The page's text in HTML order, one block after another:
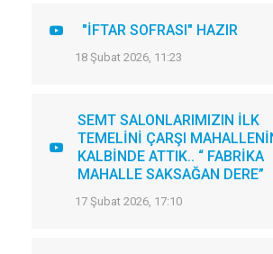
"İFTAR SOFRASI" HAZIR
18 Şubat 2026, 11:23
SEMT SALONLARIMIZIN İLK
TEMELİNİ ÇARŞI
KALBİNDE ATTIK.. “ FABRİKA
MAHALLE SAKSAĞAN DERE”
17 Şubat 2026, 17:10